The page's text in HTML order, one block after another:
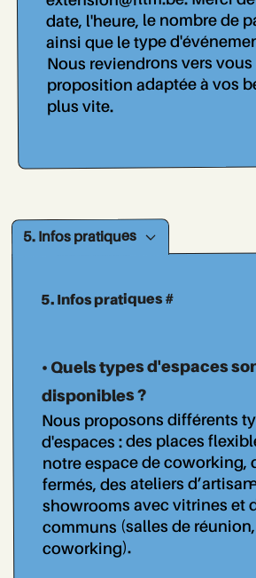
date, l'heure, le nombre de
ainsi que le type
Nous reviendrons vers
proposition adaptée à vos
plus vite.
5. Infos pratiques
5. Infos pratiques #
• Quels types d'espaces
disponibles ?
Nous proposons différents
d'espaces : des places
notre espace de coworking,
fermés, des ateliers
showrooms avec vitrines et
communs (salles de
coworking).